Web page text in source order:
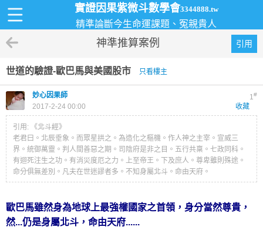
實證因果紫微斗數學會3344888.tw
精準論斷今生命運課題、冤親貴人
引用
神準推算案例
世道的驗證-歐巴馬與美國股市 只看樓主
1#
妙心因果師
收藏
2017-2-24 00:00
引用: 《北斗經》
老君曰。北辰垂象。而眾星拱之。為造化之樞機。作人神之主宰。宣威三
界。統御萬靈。判人間善惡之期。司陰府是非之目。五行共稟。七政同科。
有迴死注生之功。有消災度厄之力。上至帝王。下及庶人。尊卑雖則殊途。
命分俱無差別。凡夫在世迷謬者多。不知身屬北斗。命由天府。
歐巴馬雖然身為地球上最強權國家之首領，身分當然尊貴，
然...仍是身屬北斗，命由天府......